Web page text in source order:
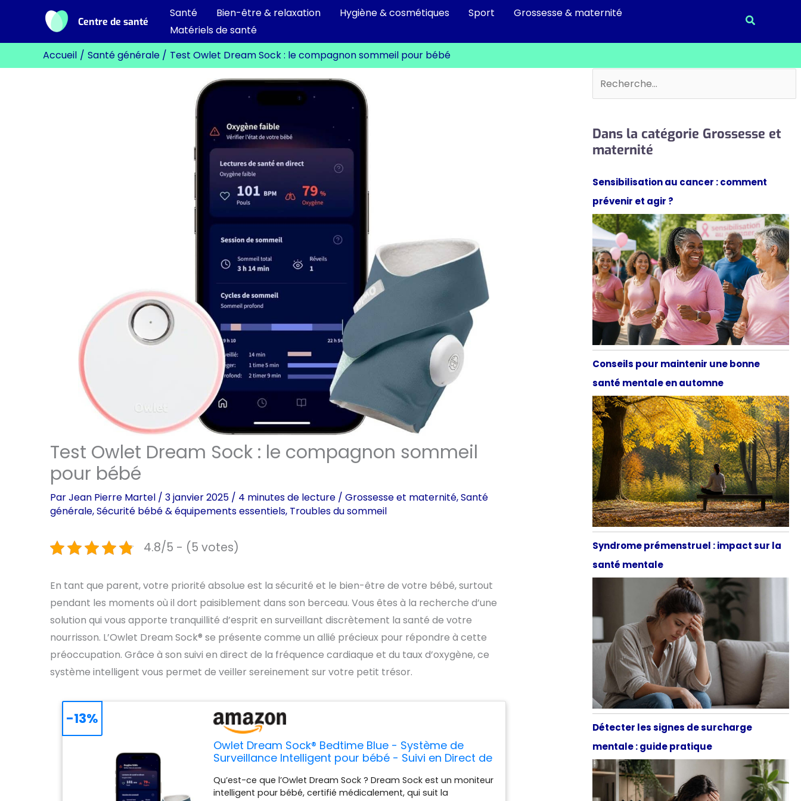
contenu
Centre de santé
Santé Bien-être & relaxation Hygiène & cosmétiques Sport
Grossesse & maternité
Matériels de santé
Accueil Santé générale Test Owlet Dream Sock : le compagnon sommeil pour bébé
Test Owlet Dream Sock : le compagnon sommeil
pour bébé
ParJean Pierre Martel / 3 janvier 2025 / 4 minutes de lecture / Grossesse et maternité,Santé
générale,Sécurité bébé & équipements essentiels, Troubles du sommeil
4.8/5 - (5 votes)
En tant que parent, votre priorité absolue est la sécurité et le bien-être de votre bébé, surtout
pendant les moments où il dort paisiblement dans son berceau. Vous êtes à la recherche d’une
solution qui vous apporte tranquillité d’esprit en surveillant discrètement la santé de votre
nourrisson. L’Owlet Dream Sock® se présente comme un allié précieux pour répondre à cette
préoccupation. Grâce à son suivi en direct de la fréquence cardiaque et du taux d’oxygène, ce
système intelligent vous permet de veiller sereinement sur votre petit trésor.
Owlet Dream Sock® Bedtime Blue - Système de
Surveillance Intelligent pour bébé - Suivi en Direct de
Qu’est-ce que l’Owlet Dream Sock ? Dream Sock est un moniteur
intelligent pour bébé, certifié médicalement, qui suit la
-13%
Rechercher
Dans la catégorie Grossesse et
maternité
Sensibilisation au cancer : comment
prévenir et agir ?
Conseils pour maintenir une bonne
santé mentale en automne
Syndrome prémenstruel : impact sur la
santé mentale
Détecter les signes de surcharge
mentale : guide pratique